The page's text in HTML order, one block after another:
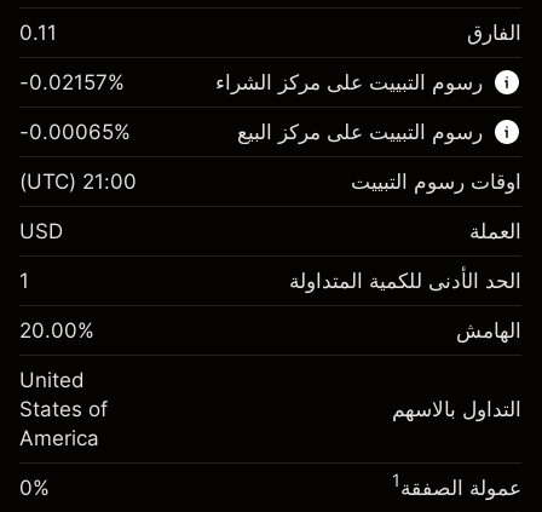
هذا السوق المالي متاح للتداول من خلال عقود
الفروقات.
اعرف المزيد عن:
عقود الفروقات
الفارق 0.11
رسوم التبييت على مركز الشراء
الهامش. استثمارك $1,000.00
-0.021568
%
(-$1.08)
المال من الرافعة المالية ~
الذهاب إلى المنصة
-0.02157%
رسوم التبييت على مركز البيع
الهامش. استثمارك $1,000.00
-0.000654
%
(-$0.03)
المال من الرافعة المالية ~$4,000.00
-0.00065%
اوقات رسوم التبييت 21:00
(UTC)
العملة USD
الحد الأدنى للكمية المتداولة 1
الهامش 20.00%
التداول بالاسهم
United
States of
America
عمولة الصفقة1
0%